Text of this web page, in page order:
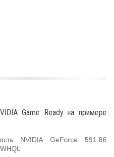
Game Ready на примере
NVIDIA GeForce 591.86